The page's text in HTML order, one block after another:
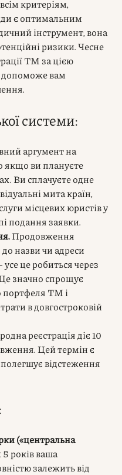
критеріям,
є оптимальним
інструмент, вона
ризики. Чесне
ТМ за цією
вам
системи:
аргумент на
якщо ви плануєте
Ви сплачуєте одне
мита країн,
місцевих юристів у
подання заявки.
Продовження
назви чи адреси
це робиться через
значно спрощує
портфеля ТМ і
в довгостроковій
реєстрація діє 10
Цей термін є
відстеження
(«центральна
років ваша
залежить від